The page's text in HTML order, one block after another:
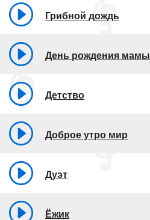
Грибной дождь
День рождения мамы
Детство
Доброе утро мир
Дуэт
Ёжик